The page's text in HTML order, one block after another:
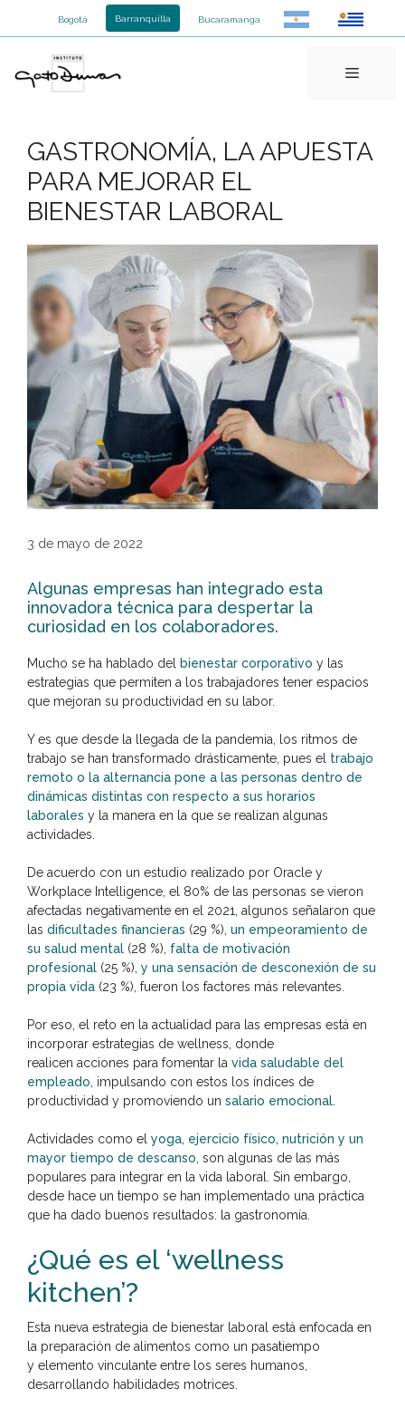
Bogotá Barranquilla Bucaramanga
Menú
GASTRONOMÍA, LA APUESTA
PARA MEJORAR EL
BIENESTAR LABORAL
3 de mayo de 2022
Algunas empresas han integrado esta
innovadora técnica para despertar la
curiosidad en los colaboradores.
Mucho se ha hablado del bienestar corporativo y las
estrategias que permiten a los trabajadores tener espacios
que mejoran su productividad en su labor.
Y es que desde la llegada de la pandemia, los ritmos de
trabajo se han transformado drásticamente, pues el trabajo
remoto o la alternancia pone a las personas dentro de
dinámicas distintas con respecto a sus horarios
laborales y la manera en la que se realizan algunas
actividades.
De acuerdo con un estudio realizado por Oracle y
Workplace Intelligence, el 80% de las personas se vieron
afectadas negativamente en el 2021, algunos señalaron que
las dificultades financieras (29 %), un empeoramiento de
su salud mental (28 %), falta de motivación
profesional (25 %), y una sensación de desconexión de su
propia vida (23 %), fueron los factores más relevantes.
Por eso, el reto en la actualidad para las empresas está en
incorporar estrategias de wellness, donde
realicen acciones para fomentar la vida saludable del
empleado, impulsando con estos los índices de
productividad y promoviendo un salario emocional.
Actividades como el yoga, ejercicio físico, nutrición y un
mayor tiempo de descanso , son algunas de las más
populares para integrar en la vida laboral. Sin embargo,
desde hace un tiempo se han implementado una práctica
que ha dado buenos resultados: la gastronomía.
¿Qué es el ‘wellness
kitchen’?
Esta nueva estrategia de bienestar laboral está enfocada en
la preparación de alimentos como un pasatiempo
y elemento vinculante entre los seres humanos,
desarrollando habilidades motrices.